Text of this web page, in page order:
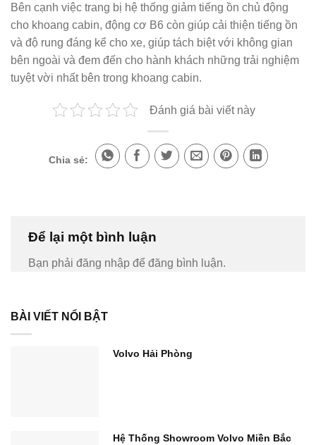
Bên cạnh việc trang bị hệ thống giảm tiếng ồn chủ động
cho khoang cabin, động cơ B6 còn giúp cải thiện tiếng ồn
và độ rung đáng kể cho xe, giúp tách biệt với không gian
bên ngoài và đem đến cho hành khách những trải nghiệm
tuyệt vời nhất bên trong khoang cabin.
Đánh giá bài viết này
Chia sẻ:
Để lại một bình luận
Bạn phải đăng nhập để đăng bình luận.
BÀI VIẾT NỔI BẬT
Volvo Hải Phòng
Hệ Thống Showroom Volvo Miền Bắc